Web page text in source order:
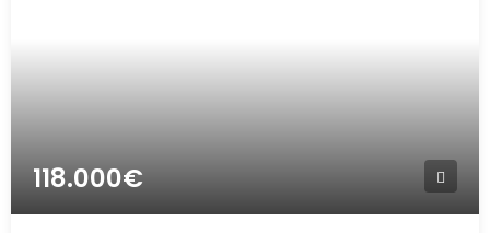
118.000€